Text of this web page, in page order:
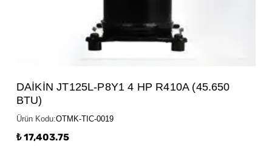
DAİKİN JT125L-P8Y1 4 HP R410A (45.650
BTU)
Ürün Kodu:OTMK-TIC-0019
₺ 17,403.75